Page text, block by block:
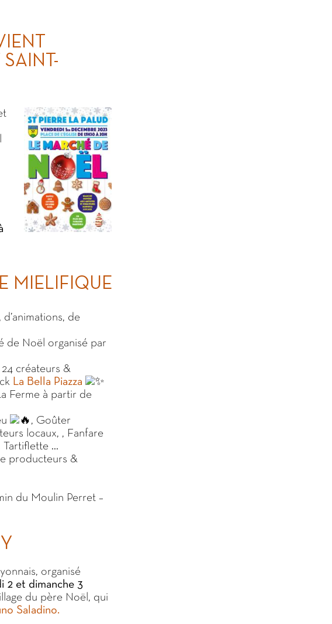
MIELIFIQUE
de
de Noël organisé par
créateurs &
La Bella Piazza
Ferme à partir de
, Goûter
locaux, , Fanfare
Tartiflette …
producteurs &
du Moulin Perret –
organisé
2 et dimanche 3
du père Noël, qui
Saladino.